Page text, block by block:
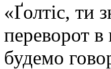
«Ґолтіс, ти
переворот
будемо